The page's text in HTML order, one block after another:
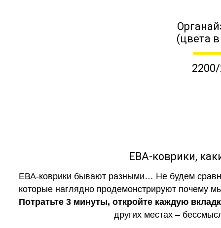
(цвета
ЕВА-коврики,
ЕВА-коврики бывают разными… Не будем
которые наглядно продемонстрируют почему
Потратьте 3 минуты, откройте каждую
других местах –